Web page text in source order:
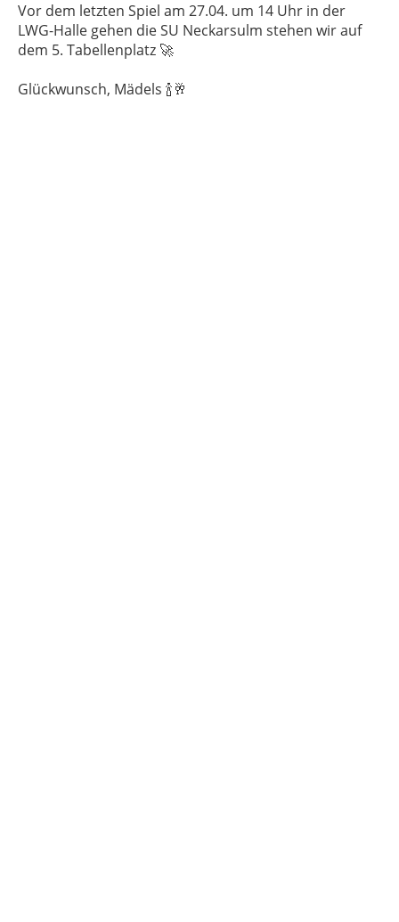
Vor dem letzten Spiel am 27.04. um 14 Uhr in der
LWG-Halle gehen die SU Neckarsulm stehen wir auf
dem 5. Tabellenplatz 🚀
Glückwunsch, Mädels 🍾🥂